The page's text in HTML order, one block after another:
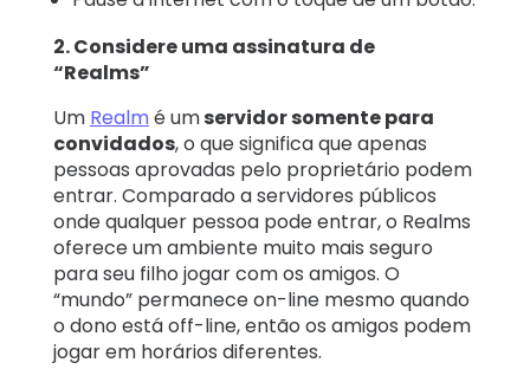
2. Considere uma assinatura de
“Realms”
Um Realm é umservidor somente para
convidados, o que significa que apenas
pessoas aprovadas pelo proprietário podem
entrar. Comparado a servidores públicos
onde qualquer pessoa pode entrar, o Realms
oferece um ambiente muito mais seguro
para seu filho jogar com os amigos. O
“mundo” permanece on-line mesmo quando
o dono está off-line, então os amigos podem
jogar em horários diferentes.